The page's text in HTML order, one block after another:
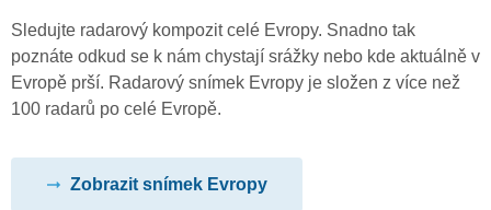
Sledujte radarový kompozit celé Evropy. Snadno tak
poznáte odkud se k nám chystají srážky nebo kde aktuálně v
Evropě prší. Radarový snímek Evropy je složen z více než
100 radarů po celé Evropě.
Zobrazit snímek Evropy